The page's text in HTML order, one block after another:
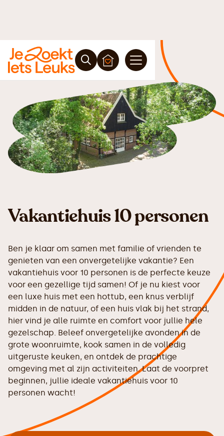
Vakantiehuis 10 personen
Ben je klaar om samen met familie of vrienden te
genieten van een onvergetelijke vakantie? Een
vakantiehuis voor 10 personen is de perfecte keuze
voor een gezellige tijd samen! Of je nu kiest voor
een luxe huis met een hottub, een knus verblijf
midden in de natuur, of een huis vlak bij het strand,
hier vind je alle ruimte en comfort voor jullie hele
gezelschap. Beleef onvergetelijke avonden in de
grote woonruimte, kook samen in de volledig
uitgeruste keuken, en ontdek de prachtige
omgeving met al zijn activiteiten. Laat de voorpret
beginnen, jullie ideale vakantiehuis voor 10
personen wacht!